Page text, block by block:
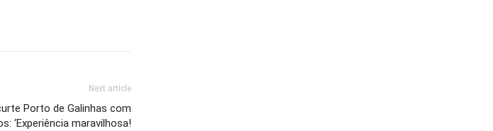
Next article
Porto de Galinhas com
‘Experiência maravilhosa!